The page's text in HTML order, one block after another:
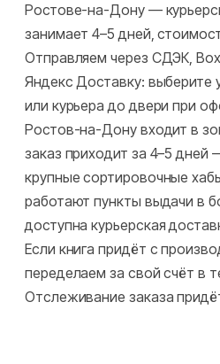
Ростове-на-Дону —
занимает 4–5 дней,
Отправляем через СДЭК,
Яндекс Доставку: выберите
или курьера до двери при
Ростов-на-Дону входит в
заказ приходит за 4–5 дней
крупные сортировочные
работают пункты выдачи в
доступна курьерская
Если книга придёт с
переделаем за свой счёт в
Отслеживание заказа